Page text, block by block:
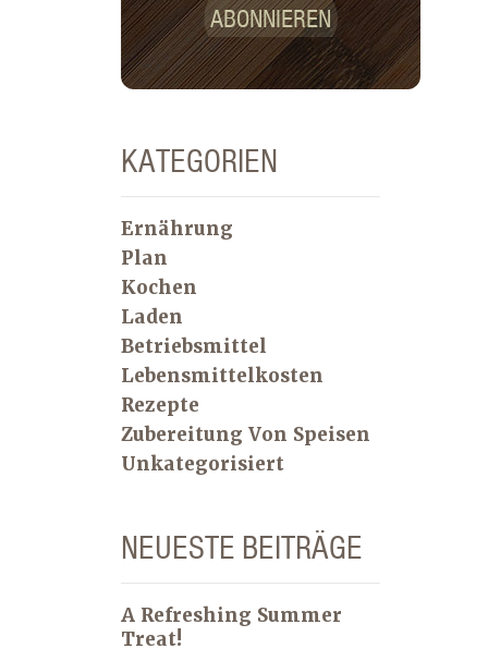
ABONNIEREN
KATEGORIEN
Ernährung
Plan
Kochen
Laden
Betriebsmittel
Lebensmittelkosten
Rezepte
Zubereitung Von Speisen
Unkategorisiert
NEUESTE BEITRÄGE
A Refreshing Summer
Treat!